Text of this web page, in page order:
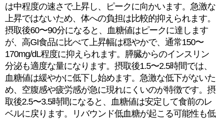
は中程度の速さで上昇し、ピークに向かいます。急激な
上昇ではないため、体への負担は比較的抑えられます。
摂取後60〜90分になると、血糖値はピークに達します
が、高GI食品に比べて上昇幅は穏やかで、通常150〜
170mg/dL程度に抑えられます。膵臓からのインスリン
分泌も適度な量になります。摂取後1.5〜2.5時間では、
血糖値は緩やかに低下し始めます。急激な低下がないた
め、空腹感や疲労感が急に現れにくいのが特徴です。摂
取後2.5〜3.5時間になると、血糖値は安定して食前のレ
ベルに戻ります。リバウンド低血糖が起こる可能性も低